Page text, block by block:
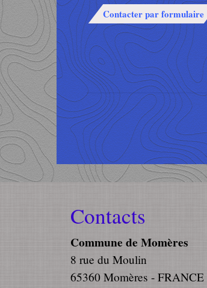
Contacter par formulaire
Contacts
Commune de Momères
8 rue du Moulin
65360 Momères - FRANCE